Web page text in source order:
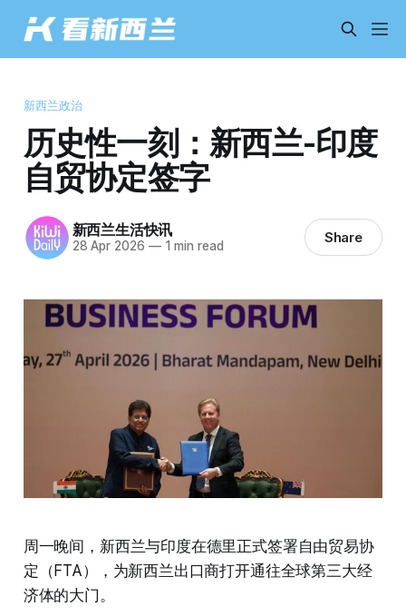
新西兰政治
历史性一刻：新西兰-印度
自贸协定签字
新西兰生活快讯
28 Apr 2026 —1 min read Share
周一晚间，新西兰与印度在德里正式签署自由贸易协
定（FTA），为新西兰出口商打开通往全球第三大经
济体的大门。